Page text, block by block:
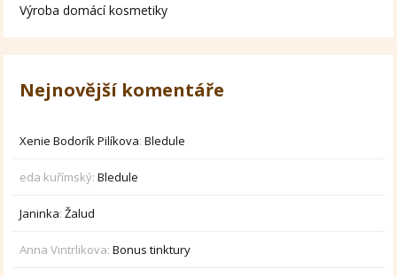
Výroba domácí kosmetiky
Nejnovější komentáře
Xenie Bodorík Pilíkova:Bledule
eda kuřímský:Bledule
Janinka:Žalud
Anna Vintrlikova:Bonus tinktury